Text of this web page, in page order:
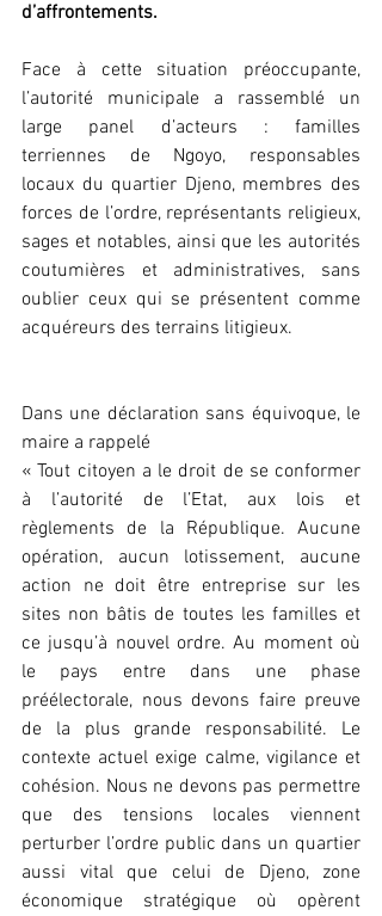
d’affrontements.
Face à cette situation préoccupante,
l’autorité municipale a rassemblé un
large panel d’acteurs : familles
terriennes de Ngoyo, responsables
locaux du quartier Djeno, membres des
forces de l’ordre, représentants religieux,
sages et notables, ainsi que les autorités
coutumières et administratives, sans
oublier ceux qui se présentent comme
acquéreurs des terrains litigieux.
Dans une déclaration sans équivoque, le
maire a rappelé
« Tout citoyen a le droit de se conformer
à l’autorité de l’Etat, aux lois et
règlements de la République. Aucune
opération, aucun lotissement, aucune
action ne doit être entreprise sur les
sites non bâtis de toutes les familles et
ce jusqu’à nouvel ordre. Au moment où
le pays entre dans une phase
préélectorale, nous devons faire preuve
de la plus grande responsabilité. Le
contexte actuel exige calme, vigilance et
cohésion. Nous ne devons pas permettre
que des tensions locales viennent
perturber l’ordre public dans un quartier
aussi vital que celui de Djeno, zone
économique stratégique où opèrent